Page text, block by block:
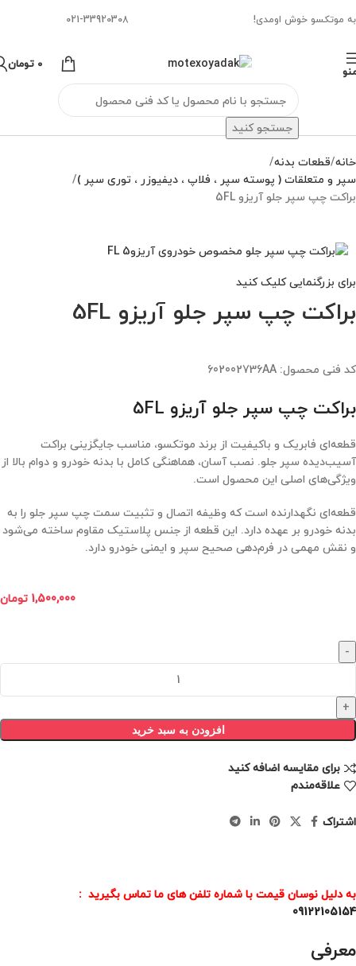
به موتکسو خوش اومدی! 021-33920308
0 تومان
جستجو کنید
خانه قطعات بدنه
سپر و متعلقات ( پوسته سپر ، فلاپ ، دیفیوزر ، توری سپر )
براکت چپ سپر جلو آریزو 5FL
برای بزرگنمایی کلیک کنید
براکت چپ سپر جلو آریزو 5FL
کد فنی محصول: 602002736AA
براکت چپ سپر جلو آریزو 5FL
قطعه‌ای فابریک و باکیفیت از برند موتکسو، مناسب جایگزینی براکت
آسیب‌دیده سپر جلو. نصب آسان، هماهنگی کامل با بدنه خودرو و دوام بالا از
ویژگی‌های اصلی این محصول است.
قطعه‌ای نگهدارنده است که وظیفه اتصال و تثبیت سمت چپ سپر جلو را به
بدنه خودرو بر عهده دارد. این قطعه از جنس پلاستیک مقاوم ساخته می‌شود
و نقش مهمی در فرم‌دهی صحیح سپر و ایمنی خودرو دارد.
1,500,000 تومان
افزودن به سبد خرید
برای مقایسه اضافه کنید
علاقه‌مندم
اشتراک
به دلیل نوسان قیمت با شماره تلفن های ما تماس بگیرید :
09122105154
معرفی